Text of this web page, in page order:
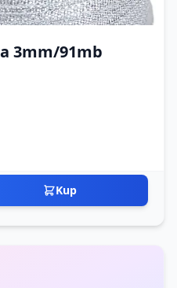
3mm/91mb
Kup